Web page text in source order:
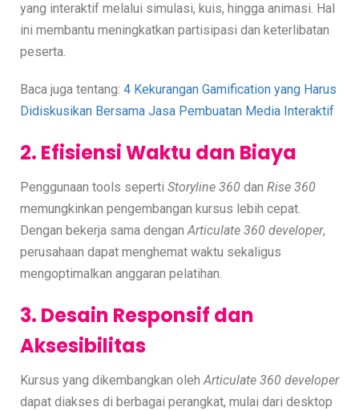
yang interaktif melalui simulasi, kuis, hingga animasi. Hal
ini membantu meningkatkan partisipasi dan keterlibatan
peserta.
Baca juga tentang: 4 Kekurangan Gamification yang Harus
Didiskusikan Bersama Jasa Pembuatan Media Interaktif
2. Efisiensi Waktu dan Biaya
Penggunaan tools seperti Storyline 360 dan Rise 360
memungkinkan pengembangan kursus lebih cepat.
Dengan bekerja sama denganArticulate 360 developer,
perusahaan dapat menghemat waktu sekaligus
mengoptimalkan anggaran pelatihan.
3. Desain Responsif dan
Aksesibilitas
Kursus yang dikembangkan olehArticulate 360 developer
dapat diakses di berbagai perangkat, mulai dari desktop